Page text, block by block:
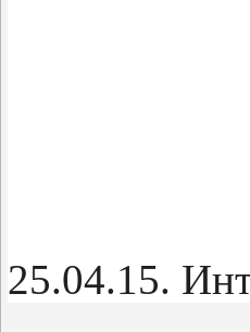
25.04.15.